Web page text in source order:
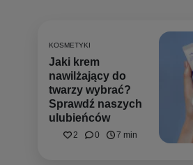
KOSMETYKI
Jaki krem
nawilżający do
twarzy wybrać?
Sprawdź naszych
ulubieńców
2 0 7 min